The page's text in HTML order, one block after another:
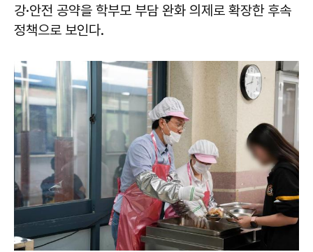
강·안전 공약을 학부모 부담 완화 의제로 확장한 후속
정책으로 보인다.